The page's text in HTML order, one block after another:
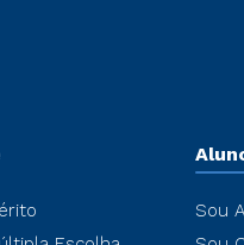
Sou